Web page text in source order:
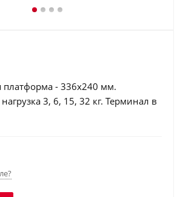
платформа - 336х240 мм.
3, 6, 15, 32 кг. Терминал в
стали.